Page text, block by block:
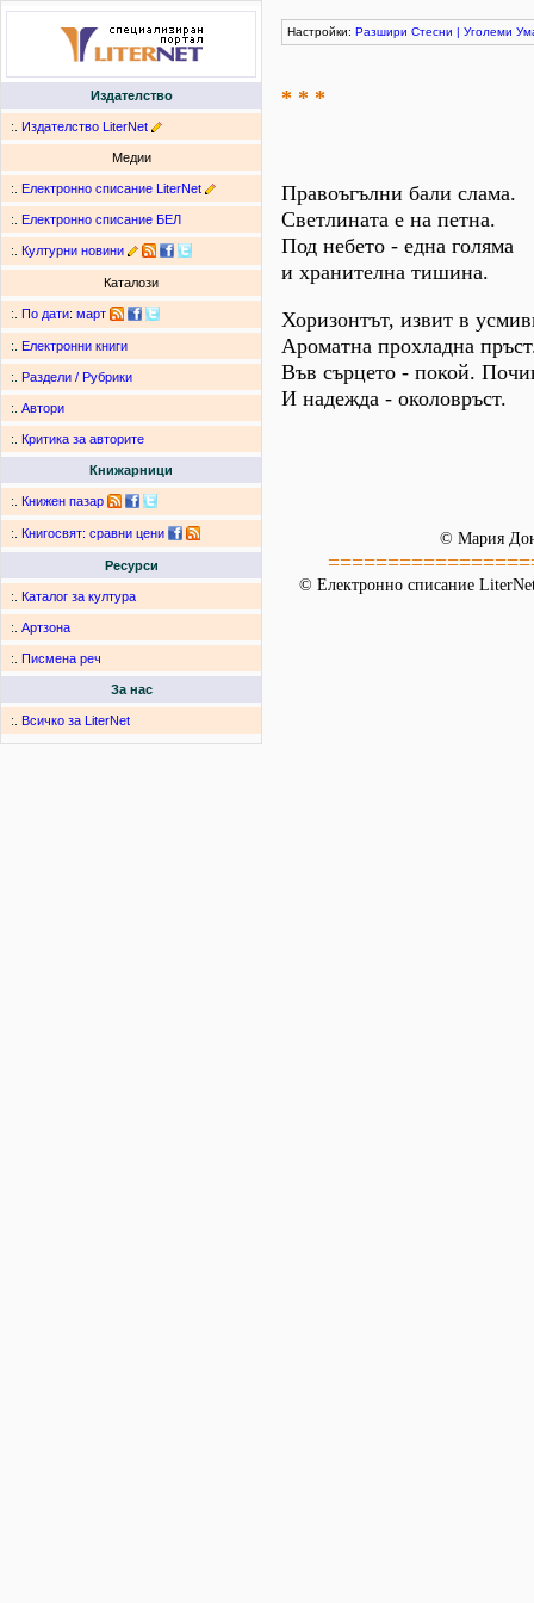
Издателство
:. Издателство LiterNet
Медии
:. Електронно списание LiterNet
:. Електронно списание БЕЛ
:. Културни новини
Каталози
:. По дати: март
:. Електронни книги
:. Раздели / Рубрики
:. Автори
:. Критика за авторите
Книжарници
:. Книжен пазар
:. Книгосвят: сравни цени
Ресурси
:. Каталог за култура
:. Артзона
:. Писмена реч
За нас
:. Всичко за LiterNet
Настройки: Разшири Стесни | Уголеми
* * *
Правоъгълни бали слама.
Светлината е на петна.
Под небето - една голяма
и хранителна тишина.
Хоризонтът, извит в
Ароматна прохладна
Във сърцето - покой.
И надежда - околовръст.
© Мария
© Електронно списание